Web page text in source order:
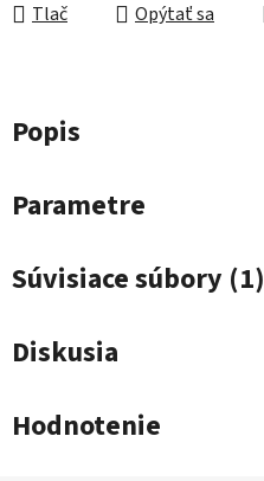
Tlač Opýtať sa
Popis
Parametre
Súvisiace súbory (1)
Diskusia
Hodnotenie